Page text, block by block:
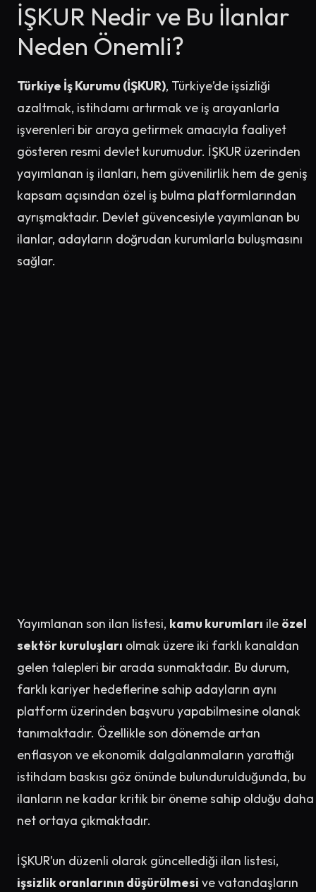
İŞKUR Nedir ve Bu İlanlar
Neden Önemli?
Türkiye İş Kurumu (İŞKUR), Türkiye’de işsizliği
azaltmak, istihdamı artırmak ve iş arayanlarla
işverenleri bir araya getirmek amacıyla faaliyet
gösteren resmi devlet kurumudur. İŞKUR üzerinden
yayımlanan iş ilanları, hem güvenilirlik hem de geniş
kapsam açısından özel iş bulma platformlarından
ayrışmaktadır. Devlet güvencesiyle yayımlanan bu
ilanlar, adayların doğrudan kurumlarla buluşmasını
sağlar.
Yayımlanan son ilan listesi, kamu kurumları ile özel
sektör kuruluşları olmak üzere iki farklı kanaldan
gelen talepleri bir arada sunmaktadır. Bu durum,
farklı kariyer hedeflerine sahip adayların aynı
platform üzerinden başvuru yapabilmesine olanak
tanımaktadır. Özellikle son dönemde artan
enflasyon ve ekonomik dalgalanmaların yarattığı
istihdam baskısı göz önünde bulundurulduğunda, bu
ilanların ne kadar kritik bir öneme sahip olduğu daha
net ortaya çıkmaktadır.
İŞKUR’un düzenli olarak güncellediği ilan listesi,
işsizlik oranlarının düşürülmesi ve vatandaşların